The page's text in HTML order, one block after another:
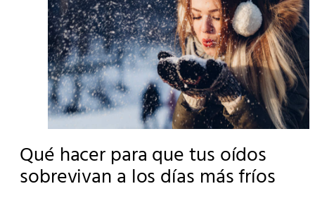
Qué hacer para que tus oídos
sobrevivan a los días más fríos